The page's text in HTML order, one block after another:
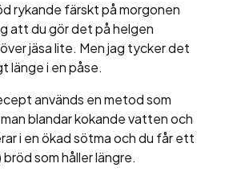
rykande färskt på morgonen
att du gör det på helgen
jäsa lite. Men jag tycker det
länge i en påse.
används en metod som
blandar kokande vatten och
i en ökad sötma och du får ett
som håller längre.